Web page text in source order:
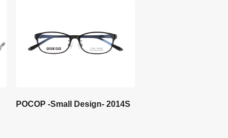
POCOP -Small Design- 2014S